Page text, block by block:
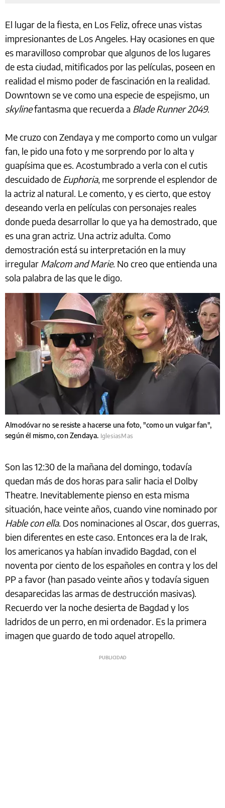
El lugar de la fiesta, en Los Feliz, ofrece unas vistas
impresionantes de Los Angeles. Hay ocasiones en que
es maravilloso comprobar que algunos de los lugares
de esta ciudad, mitificados por las películas, poseen en
realidad el mismo poder de fascinación en la realidad.
Downtown se ve como una especie de espejismo, un
skylinefantasma que recuerda a Blade Runner 2049.
Me cruzo con Zendaya y me comporto como un vulgar
fan, le pido una foto y me sorprendo por lo alta y
guapísima que es. Acostumbrado a verla con el cutis
descuidado de Euphoria, me sorprende el esplendor de
la actriz al natural. Le comento, y es cierto, que estoy
deseando verla en películas con personajes reales
donde pueda desarrollar lo que ya ha demostrado, que
es una gran actriz. Una actriz adulta. Como
demostración está su interpretación en la muy
irregular Malcom and Marie. No creo que entienda una
sola palabra de las que le digo.
Almodóvar no se resiste a hacerse una foto, "como un vulgar fan",
según él mismo, con Zendaya. IglesiasMas
Son las 12:30 de la mañana del domingo, todavía
quedan más de dos horas para salir hacia el Dolby
Theatre. Inevitablemente pienso en esta misma
situación, hace veinte años, cuando vine nominado por
Hable con ella. Dos nominaciones al Oscar, dos guerras,
bien diferentes en este caso. Entonces era la de Irak,
los americanos ya habían invadido Bagdad, con el
noventa por ciento de los españoles en contra y los del
PP a favor (han pasado veinte años y todavía siguen
desaparecidas las armas de destrucción masivas).
Recuerdo ver la noche desierta de Bagdad y los
ladridos de un perro, en mi ordenador. Es la primera
imagen que guardo de todo aquel atropello.